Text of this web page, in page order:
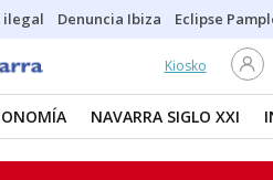
ilegal Denuncia Ibiza Eclipse
Kiosko
NAVARRA SIGLO XXI